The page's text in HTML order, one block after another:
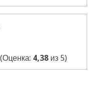
(Оценка: 4,38 из 5)